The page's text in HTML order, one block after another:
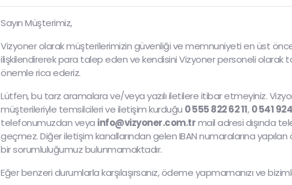
Sayın Müşterimiz,
Vizyoner olarak müşterilerimizin güvenliği ve memnuniyeti en üst
ilişkilendirerek para talep eden ve kendisini Vizyoner personeli olarak
önemle rica ederiz.
Lütfen, bu tarz aramalara ve/veya yazılı iletilere itibar etmeyiniz.
müşterileriyle temsilcileri ve iletişim kurduğu 0 555 822 62 11,0 541
telefonumuzdan veya info@vizyoner.com.trmail adresi dışında
geçmez. Diğer iletişim kanallarından gelen IBAN numaralarına
bir sorumluluğumuz bulunmamaktadır.
Eğer benzeri durumlarla karşılaşırsanız, ödeme yapmamanızı ve